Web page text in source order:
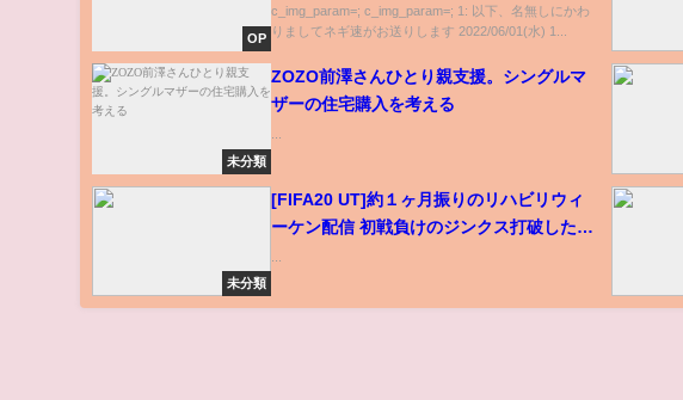
OP
c_img_param=; c_img_param=; 1: 以下、名無しにかわ
りましてネギ速がお送りします 2022/06/01(水) 1...
未分類
ZOZO前澤さんひとり親支援。シングルマ
ザーの住宅購入を考える
未分類
[FIFA20 UT]約１ヶ月振りのリハビリウィ
ーケン配信 初戦負けのジンクス打破した